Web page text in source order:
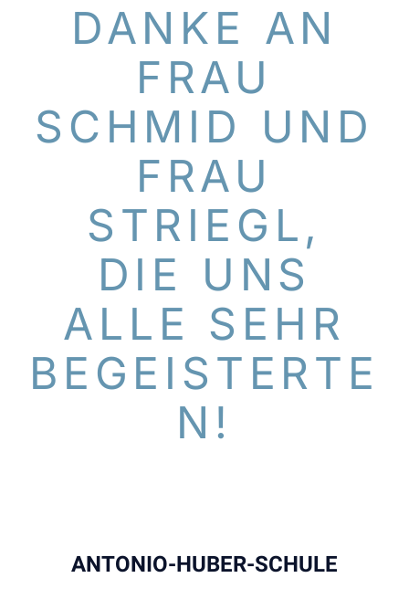
DANKE AN
FRAU
SCHMID UND
FRAU
STRIEGL,
DIE UNS
ALLE SEHR
BEGEISTERTE
N!
ANTONIO-HUBER-SCHULE